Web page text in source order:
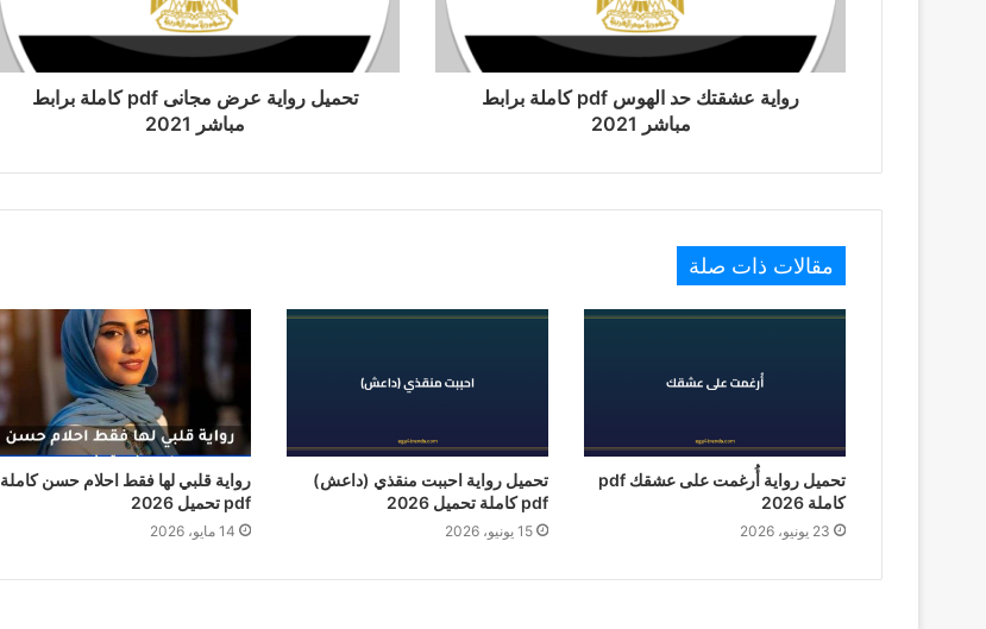
رواية عشقتك حد الهوس pdf كاملة برابط
مباشر 2021
تحميل رواية عرض مجانى pdf كاملة برابط
مباشر 2021
مقالات ذات صلة
تحميل رواية أُرغمت على عشقك pdf
كاملة 2026
23 يونيو، 2026
تحميل رواية احببت منقذي (داعش)
pdf كاملة تحميل 2026
15 يونيو، 2026
رواية قلبي لها فقط احلام حسن كاملة
pdf تحميل 2026
14 مايو، 2026